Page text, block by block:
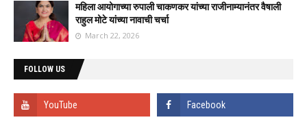
महिला आयोगाच्या रुपाली चाकणकर यांच्या राजीनाम्यानंतर वैषाली
राहुल मोटे यांच्या नावाची चर्चा
March 22, 2026
FOLLOW US